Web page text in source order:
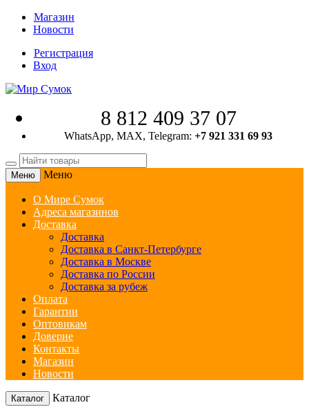
Магазин
Новости
Регистрация
Вход
8 812 409 37 07
WhatsApp, MAX, Telegram: +7 921 331 69 93
Меню Меню
О Мире Сумок
Адреса магазинов
Доставка
Доставка
Доставка в Санкт-Петербурге
Доставка в Москве
Доставка по России
Доставка за рубеж
Оплата
Гарантии
Оптовикам
Доверие
Контакты
Магазин
Новости
Каталог Каталог